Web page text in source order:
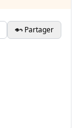
Partager